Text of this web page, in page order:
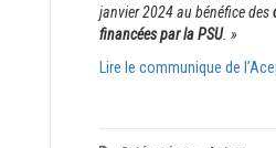
janvier 2024 au bénéfice des
financées par la PSU. »
Lire le communique de